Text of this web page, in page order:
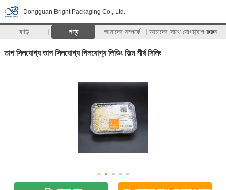
Dongguan Bright Packaging Co., Ltd.
বাড়ি পণ্য আমাদের সম্পর্কে আমাদের সাথে যোগাযোগ করুন
>>
তাপ সিলযোগ্য তাপ সিলযোগ্য পিলযোগ্য লিডিং ফিল্ম শীর্ষ সিলিং